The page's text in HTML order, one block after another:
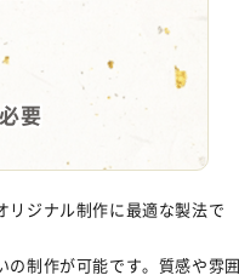
要
リジナル制作に最適な製法で
の制作が可能です。質感や雰